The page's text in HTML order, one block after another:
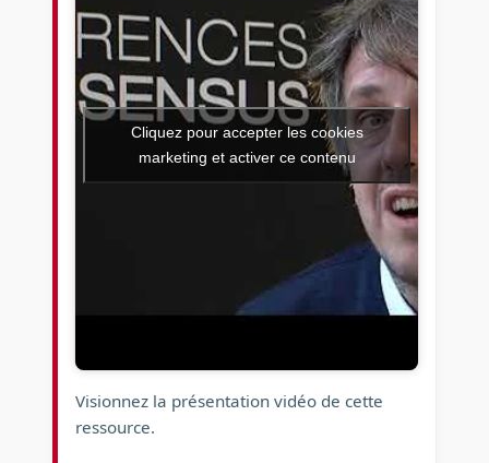
Cliquez pour accepter les cookies
marketing et activer ce contenu
Visionnez la présentation vidéo de cette
ressource.